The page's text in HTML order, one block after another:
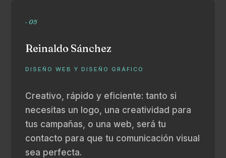
· 05
Reinaldo Sánchez
DISEÑO WEB Y DISEÑO GRÁFICO
Creativo, rápido y eficiente: tanto si
necesitas un logo, una creatividad para
tus campañas, o una web, será tu
contacto para que tu comunicación visual
sea perfecta.